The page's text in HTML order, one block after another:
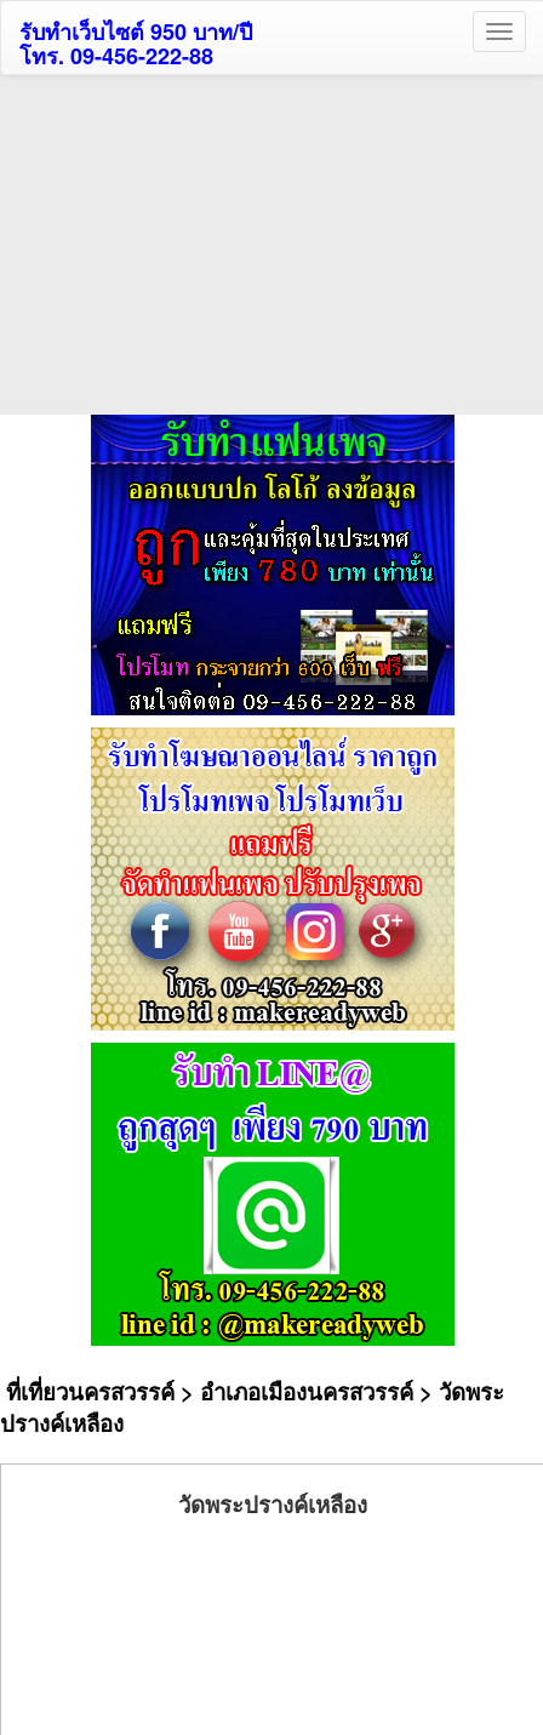
รับทำเว็บไซต์ 950 บาท/ปี
โทร. 09-456-222-88
ที่เที่ยวนครสวรรค์ > อำเภอเมืองนครสวรรค์ > วัดพระ
ปรางค์เหลือง
วัดพระปรางค์เหลือง